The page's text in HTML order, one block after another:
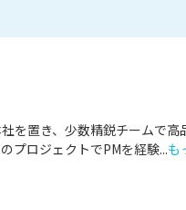
を置き、少数精鋭チームで高
プロジェクトでPMを経験...も